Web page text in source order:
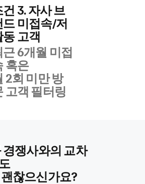
건 3. 자사 브
드 미접속/저
동 고객
근 6개월 미접
혹은
2회 미만 방
고객 필터링
경쟁사와의 교차
찮으신가요?